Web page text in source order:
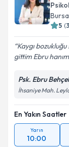
Bursa
5 (
Kaygı
gittim Ebru
Psk. Ebru
İhsaniye Mah.
En Yakın Saatler
Yarın
10:00